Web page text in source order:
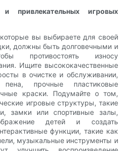
привлекательных игровых
вы выбираете для своей
должны быть долговечными и
противостоять износу
Ищите высококачественные
в очистке и обслуживании,
прочные пластиковые
краски. Подумайте о том,
игровые структуры, такие
замки или спортивные залы,
детей и создать
функции, такие как
музыкальные инструменты и